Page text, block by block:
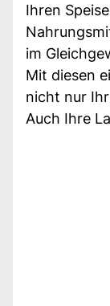
Ihren
im
Mit diesen
nicht nur
Auch Ihre